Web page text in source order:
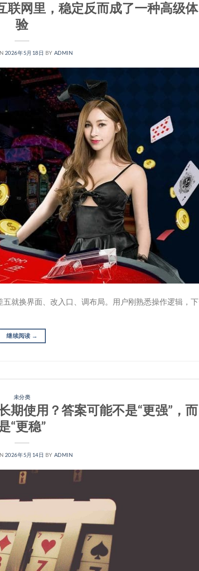
联网里，稳定反而成了一种高级体
验
2026年5月18日 BY ADMIN
就换界面、改入口、调布局。用户刚熟悉操作逻辑，
继续阅读 →
未分类
期使用？答案可能不是“更强”，而
“更稳”
2026年5月14日 BY ADMIN